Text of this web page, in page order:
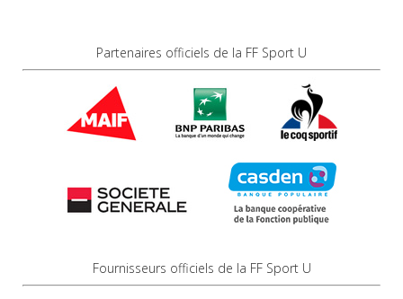
Partenaires officiels de la FF Sport U
Fournisseurs officiels de la FF Sport U